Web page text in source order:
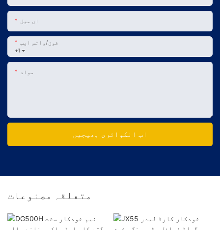
ای میل
+1
فون/واٹس ایپ
مواد
اب انکوائری بھیجیں
متعلقہ مصنوعات